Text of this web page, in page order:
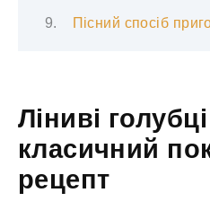
Пісний спосіб
Ліниві
класичний
рецепт